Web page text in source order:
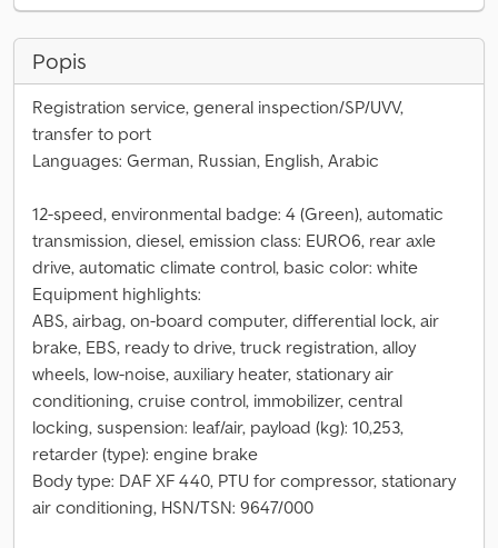
Popis
Registration service, general inspection/SP/UVV,
transfer to port
Languages: German, Russian, English, Arabic
12-speed, environmental badge: 4 (Green), automatic
transmission, diesel, emission class: EURO6, rear axle
drive, automatic climate control, basic color: white
Equipment highlights:
ABS, airbag, on-board computer, differential lock, air
brake, EBS, ready to drive, truck registration, alloy
wheels, low-noise, auxiliary heater, stationary air
conditioning, cruise control, immobilizer, central
locking, suspension: leaf/air, payload (kg): 10,253,
retarder (type): engine brake
Body type: DAF XF 440, PTU for compressor, stationary
air conditioning, HSN/TSN: 9647/000